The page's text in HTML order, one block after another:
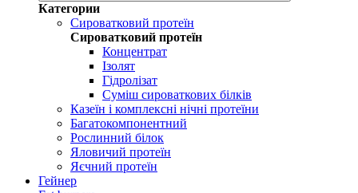
Категории
Сироватковий протеїн
Сироватковий протеїн
Концентрат
Ізолят
Гідролізат
Суміш сироваткових білків
Казеїн і комплексні нічні протеїни
Багатокомпонентний
Рослинний білок
Яловичий протеїн
Яєчний протеїн
Гейнер